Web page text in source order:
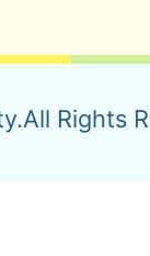
Rights